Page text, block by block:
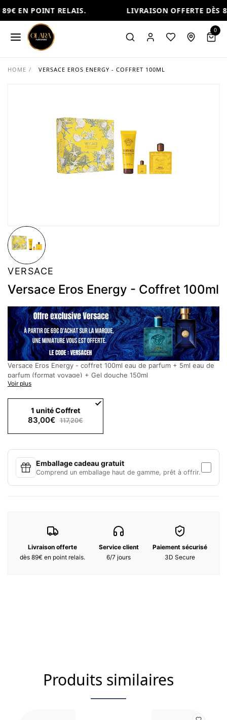
EN POINT RELAIS. LIVRAISON OFFERTE DÈS
0
HOME / VERSACE EROS ENERGY - COFFRET 100ML
VERSACE
Versace Eros Energy - Coffret 100ml
Versace Eros Energy - coffret 100ml eau de parfum + 5ml eau de
parfum (format voyage) + Gel douche 150ml
Description :
Eros Flame est un parfum qui touche droit au cœur. Il délivre un
message puissant sur l’amour, l’acceptation de soi et la richesse de
la diversité. Conçu pour un homme fort et confiant, mais aussi
sensible et en quête d’émotions vraies, Eros Flame incarne une
Notes Olfactives :
Notes de tête : Accord chinotto, Poivre noir
Notes de coeur : Romarin sauvage
Notes de fond : Patcouli, Vétiver Haiti, Vanille
METHOXYCINNAMATE, ALPHA-ISOMETHYL IONONE,
CITRONELLOL, CITRAL, ETHYLHEXYL SAUCILATE, BUTYL
METHOXYDIBENZOYLMETHANE, GERANIOL, ISOEUGENOL.
Voir plus
1 unité Coffret
83,00€ 117,20€
Emballage cadeau gratuit
Comprend un emballage haut de gamme, prêt à offrir.
Livraison offerte
dès 89€ en point relais.
Service client
6/7 jours
Paiement sécurisé
3D Secure
Produits similaires